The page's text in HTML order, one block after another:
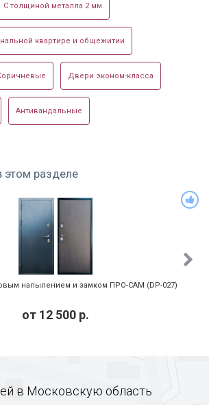
С толщиной металла 2 мм
квартире и общежитии
Двери эконом-класса
Антивандальные
этом разделе
напылением и замком ПРО-САМ (DP-027)
от 12 500 р.
в Московскую область